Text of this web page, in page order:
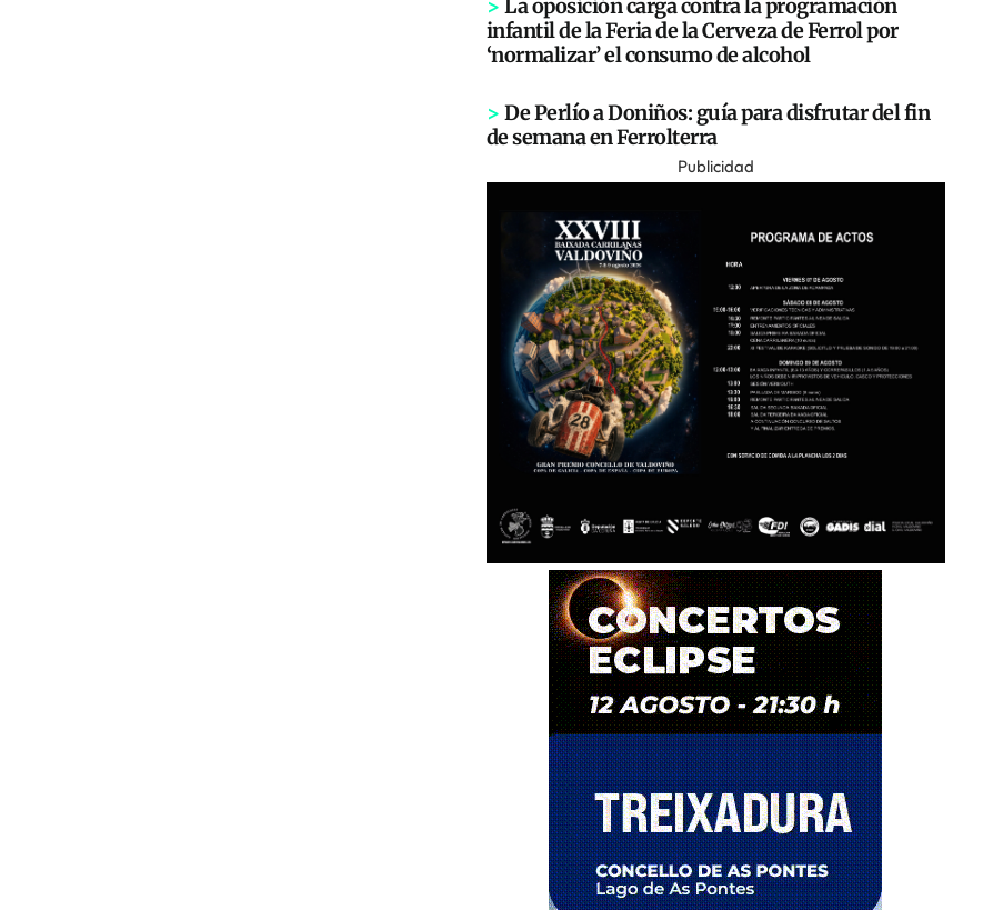
> La oposición carga contra la programación
infantil de la Feria de la Cerveza de Ferrol por
‘normalizar’ el consumo de alcohol
> De Perlío a Doniños: guía para disfrutar del fin
de semana en Ferrolterra
Publicidad